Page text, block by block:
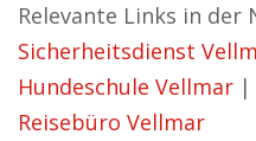
Relevante Links in der
Sicherheitsdienst
Hundeschule Vellmar |
Reisebüro Vellmar